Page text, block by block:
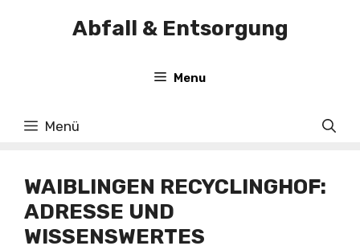
Abfall & Entsorgung
Menu
Menü
WAIBLINGEN RECYCLINGHOF:
ADRESSE UND
WISSENSWERTES